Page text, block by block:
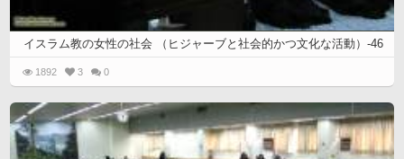
イスラム教の女性の社会 （ヒジャーブと社会的かつ文化な活動）-46
1892 3 0